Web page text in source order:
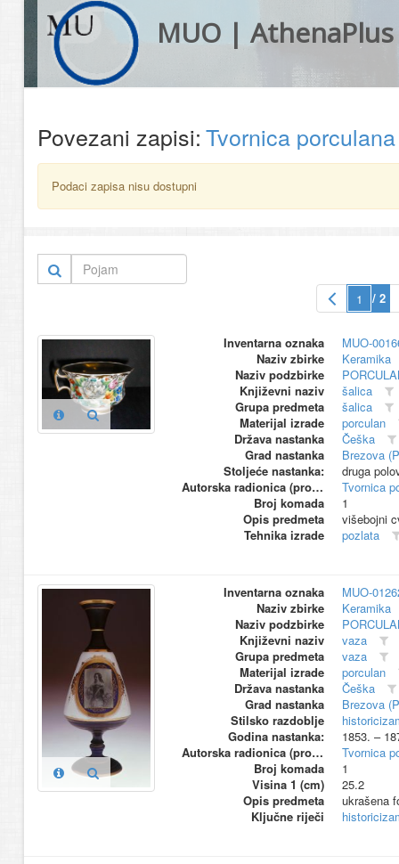
MUO | AthenaPlus
Povezani zapisi:Tvornica
Podaci zapisa nisu dostupni
/ 2
Inventarna oznaka
MUO-
Naziv zbirke
Keramika
Naziv podzbirke
Književni naziv
šalica
Grupa predmeta
šalica
Materijal izrade
porculan
Država nastanka
Češka
Grad nastanka
Brezova
Stoljeće nastanka:
druga
Autorska radionica (proizvođač)
Tvornica
Broj komada
1
Opis predmeta
višebojni
Tehnika izrade
pozlata
Inventarna oznaka
MUO-
Naziv zbirke
Keramika
Naziv podzbirke
Književni naziv
vaza
Grupa predmeta
vaza
Materijal izrade
porculan
Država nastanka
Češka
Grad nastanka
Brezova
Stilsko razdoblje
Godina nastanka:
1853. –
Autorska radionica (proizvođač)
Tvornica
Broj komada
1
Visina 1 (cm)
25.2
Opis predmeta
ukrašena
Ključne riječi